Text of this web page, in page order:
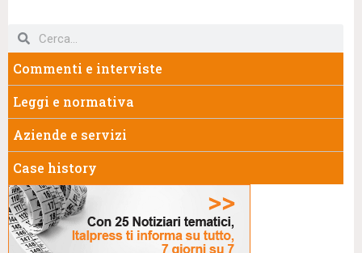
Commenti e interviste
Leggi e normativa
Aziende e servizi
Case history